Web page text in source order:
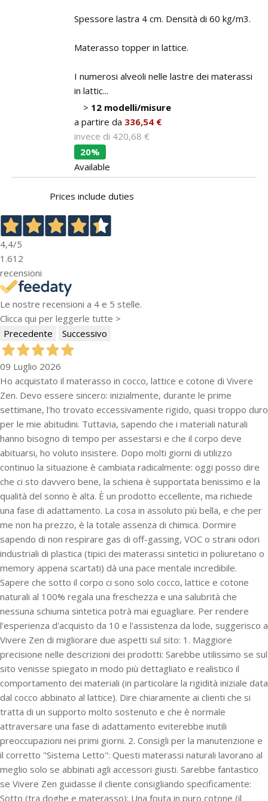
Spessore lastra 4 cm. Densità di 60 kg/m3.
Materasso topper in lattice.
I numerosi alveoli nelle lastre dei materassi
in lattic...
> 12 modelli/misure
a partire da 336,54 €
invece di 420,68 €
20%
Available
Prices include duties
4,4/5
1.612
recensioni
Le nostre recensioni a 4 e 5 stelle.
Clicca qui per leggerle tutte >
Precedente
Successivo
09 Luglio 2026
Ho acquistato il materasso in cocco, lattice e cotone di Vivere
Zen. Devo essere sincero: inizialmente, durante le prime
settimane, l'ho trovato eccessivamente rigido, quasi troppo duro
per le mie abitudini. Tuttavia, sapendo che i materiali naturali
hanno bisogno di tempo per assestarsi e che il corpo deve
abituarsi, ho voluto insistere. Dopo molti giorni di utilizzo
continuo la situazione è cambiata radicalmente: oggi posso dire
che ci sto davvero bene, la schiena è supportata benissimo e la
qualità del sonno è alta. È un prodotto eccellente, ma richiede
una fase di adattamento. La cosa in assoluto più bella, e che per
me non ha prezzo, è la totale assenza di chimica. Dormire
sapendo di non respirare gas di off-gassing, VOC o strani odori
industriali di plastica (tipici dei materassi sintetici in poliuretano o
memory appena scartati) dà una pace mentale incredibile.
Sapere che sotto il corpo ci sono solo cocco, lattice e cotone
naturali al 100% regala una freschezza e una salubrità che
nessuna schiuma sintetica potrà mai eguagliare. Per rendere
l'esperienza d'acquisto da 10 e l'assistenza da lode, suggerisco a
Vivere Zen di migliorare due aspetti sul sito: 1. Maggiore
precisione nelle descrizioni dei prodotti: Sarebbe utilissimo se sul
sito venisse spiegato in modo più dettagliato e realistico il
comportamento dei materiali (in particolare la rigidità iniziale data
dal cocco abbinato al lattice). Dire chiaramente ai clienti che si
tratta di un supporto molto sostenuto e che è normale
attraversare una fase di adattamento eviterebbe inutili
preoccupazioni nei primi giorni. 2. Consigli per la manutenzione e
il corretto "Sistema Letto": Questi materassi naturali lavorano al
meglio solo se abbinati agli accessori giusti. Sarebbe fantastico
se Vivere Zen guidasse il cliente consigliando specificamente:
Sotto (tra doghe e materasso): Una fouta in puro cotone (il